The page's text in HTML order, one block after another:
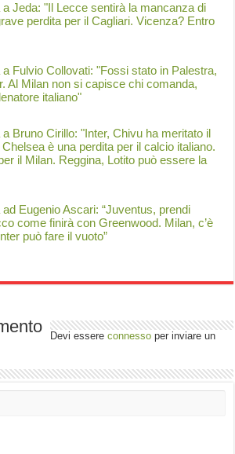
Jeda: "Il Lecce sentirà la mancanza di
perdita per il Cagliari. Vicenza? Entro
Fulvio Collovati: "Fossi stato in Palestra,
Al Milan non si capisce chi comanda,
italiano"
Bruno Cirillo: "Inter, Chivu ha meritato il
è una perdita per il calcio italiano.
il Milan. Reggina, Lotito può essere la
Eugenio Ascari: “Juventus, prendi
come finirà con Greenwood. Milan, c’è
può fare il vuoto”
Devi essereconnesso per inviare un